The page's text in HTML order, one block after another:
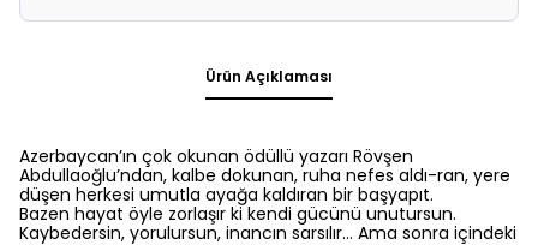
Ürün Açıklaması
Azerbaycan’ın çok okunan ödüllü yazarı Rövşen
Abdullaoğlu’ndan, kalbe dokunan, ruha nefes aldı-ran, yere
düşen herkesi umutla ayağa kaldıran bir başyapıt.
Bazen hayat öyle zorlaşır ki kendi gücünü unutursun.
Kaybedersin, yorulursun, inancın sarsılır… Ama sonra içindeki